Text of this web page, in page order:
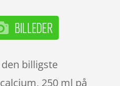
billigste
250 ml på